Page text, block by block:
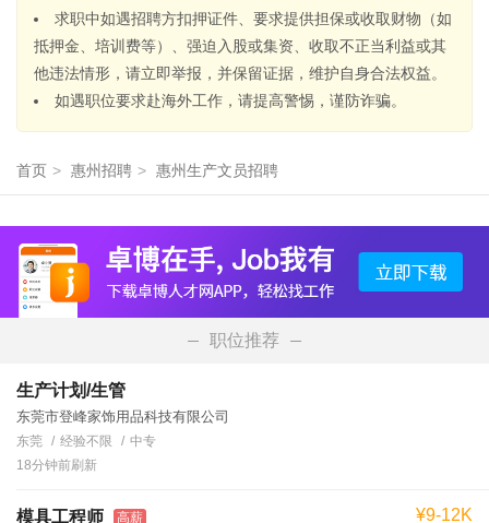
求职中如遇招聘方扣押证件、要求提供担保或收取财物（如
抵押金、培训费等）、强迫入股或集资、收取不正当利益或其
他违法情形，请立即举报，并保留证据，维护自身合法权益。
如遇职位要求赴海外工作，请提高警惕，谨防诈骗。
首页 > 惠州招聘 > 惠州生产文员招聘
职位推荐
生产计划/生管
东莞市登峰家饰用品科技有限公司
东莞 经验不限
中专
18分钟前刷新
模具工程师 高薪 ¥9-12K